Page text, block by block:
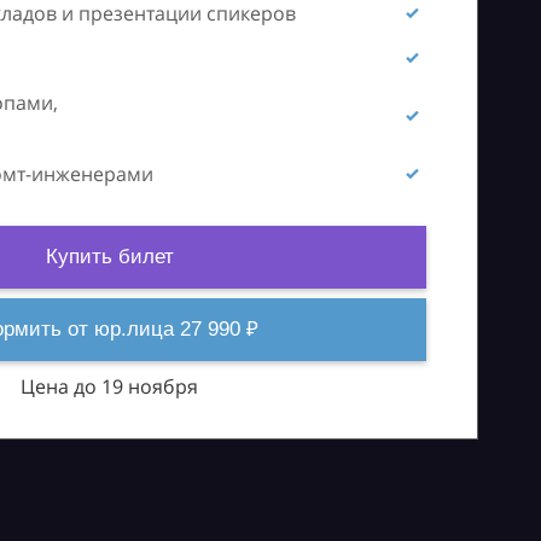
и презентации спикеров
инженерами
Купить билет
от юр.лица 27 990 ₽
Цена до 19 ноября